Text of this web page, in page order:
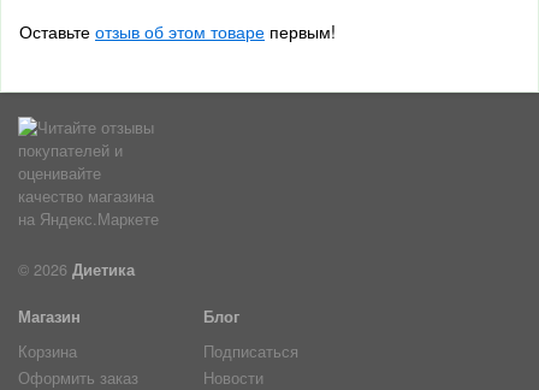
Оставьте отзыв об этом товаре первым!
© 2026 Диетика
Магазин
Корзина
Оформить заказ
Блог
Подписаться
Новости